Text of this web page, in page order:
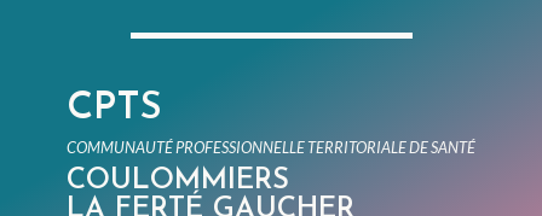
CPTS
COMMUNAUTÉ PROFESSIONNELLE TERRITORIALE DE SANTÉ
COULOMMIERS
LA FERTÉ GAUCHER